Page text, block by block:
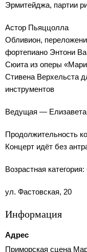
Эрмитейджа, партии
Астор Пьяццолла
Обливион,
фортепиано Энтони
Сюита из оперы
Стивена Верхельста
инструментов
Ведущая —
Продолжительность
Концерт идёт без
Возрастная категория:
ул. Фастовская, 20
Информация
Адрес
Приморская сцена